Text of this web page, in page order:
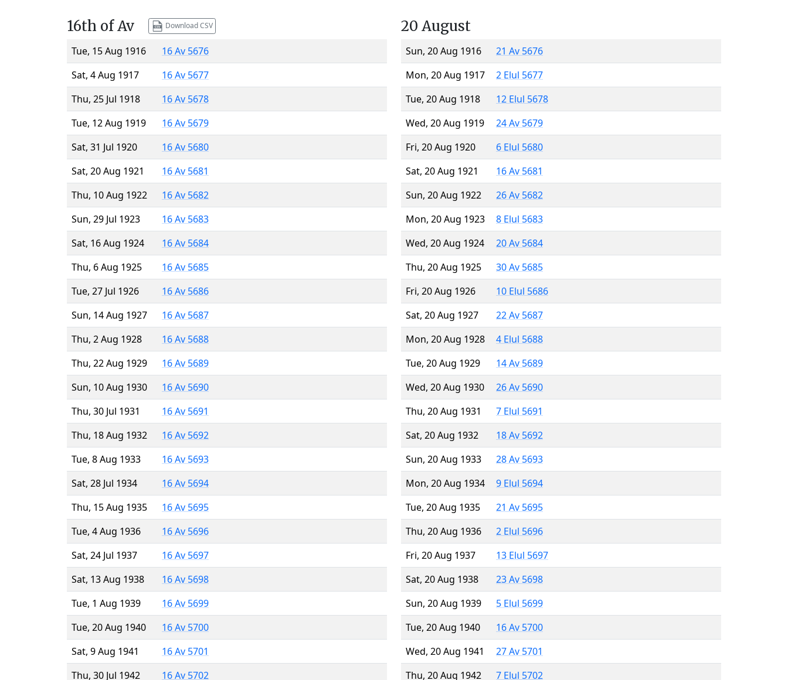
16th of Av Download CSV
Tue, 15 Aug 1916
16 Av 5676
Sat, 4 Aug 1917
16 Av 5677
Thu, 25 Jul 1918
16 Av 5678
Tue, 12 Aug 1919
16 Av 5679
Sat, 31 Jul 1920
16 Av 5680
Sat, 20 Aug 1921
16 Av 5681
Thu, 10 Aug 1922
16 Av 5682
Sun, 29 Jul 1923
16 Av 5683
Sat, 16 Aug 1924
16 Av 5684
Thu, 6 Aug 1925
16 Av 5685
Tue, 27 Jul 1926
16 Av 5686
Sun, 14 Aug 1927
16 Av 5687
Thu, 2 Aug 1928
16 Av 5688
Thu, 22 Aug 1929
16 Av 5689
Sun, 10 Aug 1930
16 Av 5690
Thu, 30 Jul 1931
16 Av 5691
Thu, 18 Aug 1932
16 Av 5692
Tue, 8 Aug 1933
16 Av 5693
Sat, 28 Jul 1934
16 Av 5694
Thu, 15 Aug 1935
16 Av 5695
Tue, 4 Aug 1936
16 Av 5696
Sat, 24 Jul 1937
16 Av 5697
Sat, 13 Aug 1938
16 Av 5698
Tue, 1 Aug 1939
16 Av 5699
Tue, 20 Aug 1940
16 Av 5700
Sat, 9 Aug 1941
16 Av 5701
Thu, 30 Jul 1942
16 Av 5702
20 August
Sun, 20 Aug 1916
21 Av 5676
Mon, 20 Aug 1917
2 Elul 5677
Tue, 20 Aug 1918
12 Elul 5678
Wed, 20 Aug 1919
24 Av 5679
Fri, 20 Aug 1920
6 Elul 5680
Sat, 20 Aug 1921
16 Av 5681
Sun, 20 Aug 1922
26 Av 5682
Mon, 20 Aug 1923
8 Elul 5683
Wed, 20 Aug 1924
20 Av 5684
Thu, 20 Aug 1925
30 Av 5685
Fri, 20 Aug 1926
10 Elul 5686
Sat, 20 Aug 1927
22 Av 5687
Mon, 20 Aug 1928
4 Elul 5688
Tue, 20 Aug 1929
14 Av 5689
Wed, 20 Aug 1930
26 Av 5690
Thu, 20 Aug 1931
7 Elul 5691
Sat, 20 Aug 1932
18 Av 5692
Sun, 20 Aug 1933
28 Av 5693
Mon, 20 Aug 1934
9 Elul 5694
Tue, 20 Aug 1935
21 Av 5695
Thu, 20 Aug 1936
2 Elul 5696
Fri, 20 Aug 1937
13 Elul 5697
Sat, 20 Aug 1938
23 Av 5698
Sun, 20 Aug 1939
5 Elul 5699
Tue, 20 Aug 1940
16 Av 5700
Wed, 20 Aug 1941
27 Av 5701
Thu, 20 Aug 1942
7 Elul 5702